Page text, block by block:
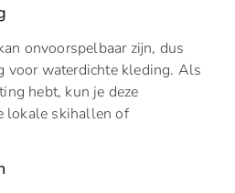
onvoorspelbaar zijn, dus
voor waterdichte kleding. Als
hebt, kun je deze
lokale skihallen of